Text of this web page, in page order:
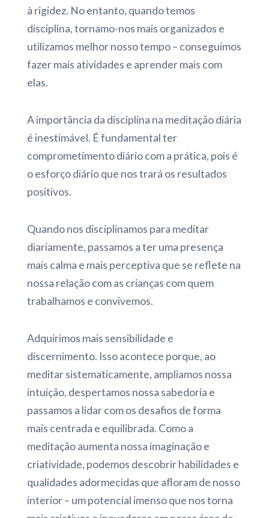
à rigidez. No entanto, quando temos
disciplina, tornamo-nos mais organizados e
utilizamos melhor nosso tempo – conseguimos
fazer mais atividades e aprender mais com
elas.
A importância da disciplina na meditação diária
é inestimável. É fundamental ter
comprometimento diário com a prática, pois é
o esforço diário que nos trará os resultados
positivos.
Quando nos disciplinamos para meditar
diariamente, passamos a ter uma presença
mais calma e mais perceptiva que se reflete na
nossa relação com as crianças com quem
trabalhamos e convivemos.
Adquirimos mais sensibilidade e
discernimento. Isso acontece porque, ao
meditar sistematicamente, ampliamos nossa
intuição, despertamos nossa sabedoria e
passamos a lidar com os desafios de forma
mais centrada e equilibrada. Como a
meditação aumenta nossa imaginação e
criatividade, podemos descobrir habilidades e
qualidades adormecidas que afloram de nosso
interior – um potencial imenso que nos torna